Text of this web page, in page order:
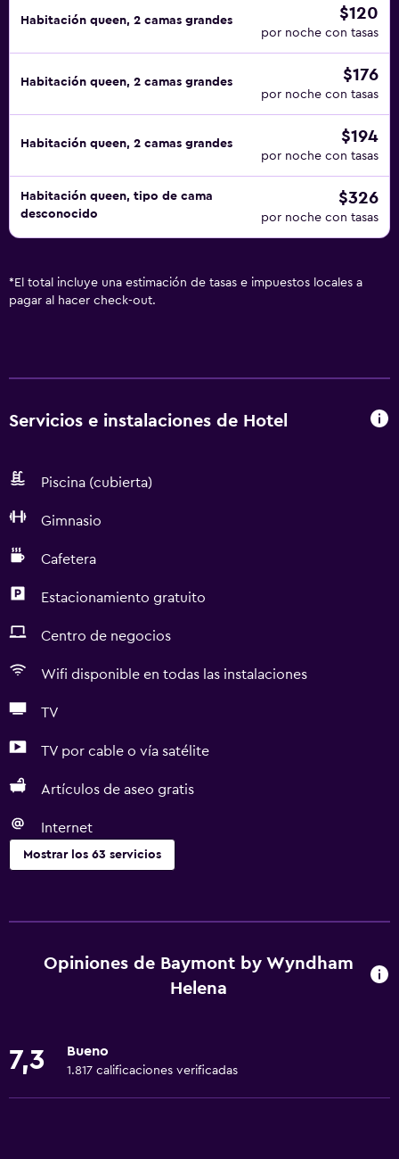
Habitación queen, 2 camas grandes $120
por noche con tasas
Habitación queen, 2 camas grandes $176
por noche con tasas
Habitación queen, 2 camas grandes $194
por noche con tasas
Habitación queen, tipo de cama
desconocido
$326
por noche con tasas
* El total incluye una estimación de tasas e impuestos locales a
pagar al hacer check-out.
Servicios e instalaciones de Hotel
Piscina (cubierta)
Gimnasio
Cafetera
Estacionamiento gratuito
Centro de negocios
Wifi disponible en todas las instalaciones
TV
TV por cable o vía satélite
Artículos de aseo gratis
Internet
Mostrar los 63 servicios
Wifi disponible en todas las instalaciones
Artículos de aseo gratis
Alarma de humo
Opiniones de Baymont by Wyndham
Helena
7,3 Bueno
1.817 calificaciones verificadas